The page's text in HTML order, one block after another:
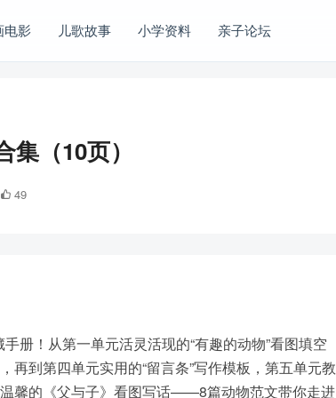
电影 儿歌故事 小学资料 亲子论坛
（10页）
49
册！从第一单元活灵活现的“有趣的动物”看图填空
再到第四单元实用的“留言条”写作模板，第五单元教
馨的《父与子》看图写话——8篇动物范文带你走进